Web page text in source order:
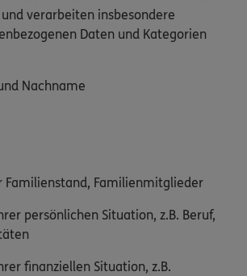
verarbeiten insbesondere
Daten und Kategorien
Nachname
Familienmitglieder
persönlichen Situation, z.B. Beruf,
finanziellen Situation, z.B.